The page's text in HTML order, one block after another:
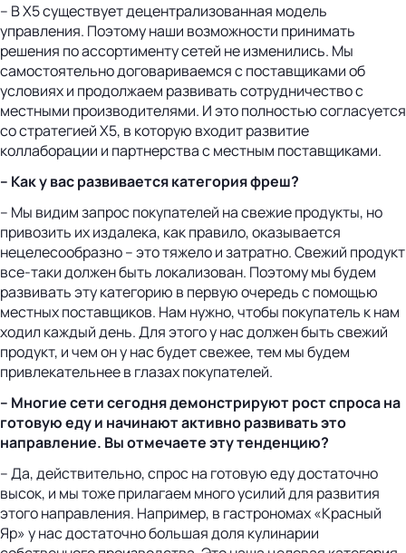
– В X5 существует децентрализованная модель
управления. Поэтому наши возможности принимать
решения по ассортименту сетей не изменились. Мы
самостоятельно договариваемся с поставщиками об
условиях и продолжаем развивать сотрудничество с
местными производителями. И это полностью согласуется
со стратегией X5, в которую входит развитие
коллаборации и партнерства с местным поставщиками.
– Как у вас развивается категория фреш?
– Мы видим запрос покупателей на свежие продукты, но
привозить их издалека, как правило, оказывается
нецелесообразно – это тяжело и затратно. Свежий продукт
все-таки должен быть локализован. Поэтому мы будем
развивать эту категорию в первую очередь с помощью
местных поставщиков. Нам нужно, чтобы покупатель к нам
ходил каждый день. Для этого у нас должен быть свежий
продукт, и чем он у нас будет свежее, тем мы будем
привлекательнее в глазах покупателей.
– Многие сети сегодня демонстрируют рост спроса на
готовую еду и начинают активно развивать это
направление. Вы отмечаете эту тенденцию?
– Да, действительно, спрос на готовую еду достаточно
высок, и мы тоже прилагаем много усилий для развития
этого направления. Например, в гастрономах «Красный
Яр» у нас достаточно большая доля кулинарии